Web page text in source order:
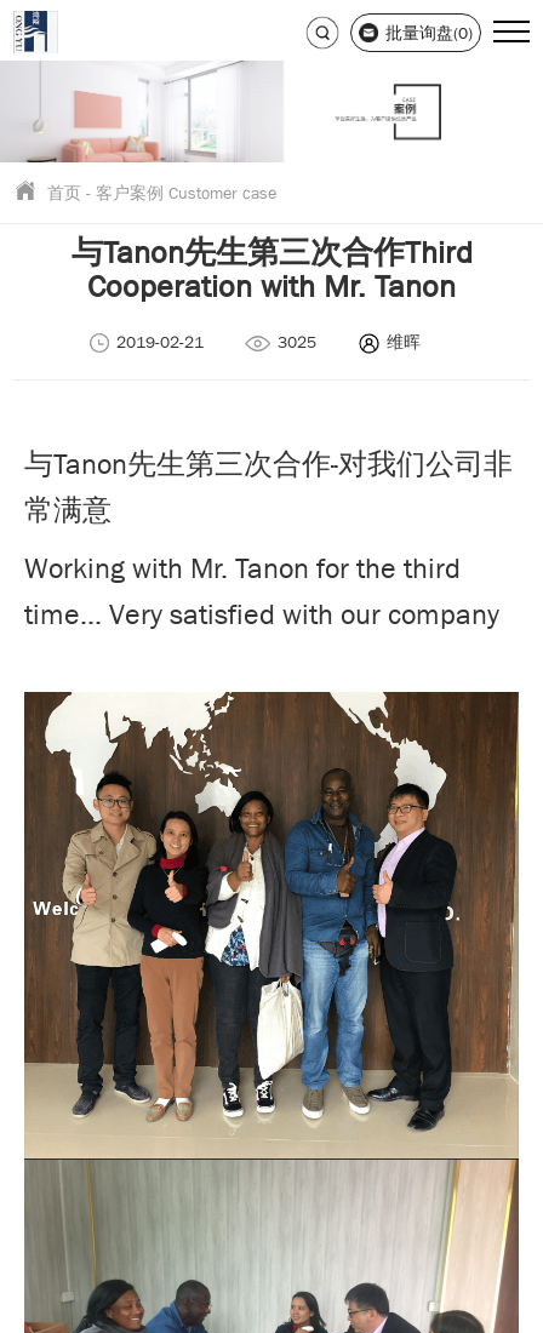
批量询盘(0)
首页 -客户案例 Customer case
与Tanon先生第三次合作Third
Cooperation with Mr. Tanon
2019-02-21 3025 维晖
与Tanon先生第三次合作··对我们公司非
常满意
Working with Mr. Tanon for the third
time... Very satisfied with our company